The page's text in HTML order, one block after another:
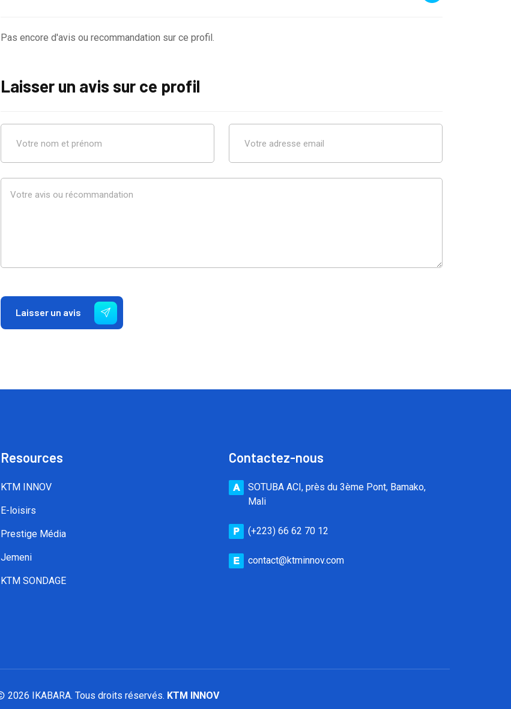
Pas encore d'avis ou recommandation sur ce profil.
Laisser un avis sur ce profil
Laisser un avis
Resources
KTM INNOV
E-loisirs
Prestige Média
Jemeni
KTM SONDAGE
Contactez-nous
SOTUBA ACI, près du 3ème Pont, Bamako,
Mali
(+223) 66 62 70 12
contact@ktminnov.com
2026 IKABARA. Tous droits réservés. KTM INNOV